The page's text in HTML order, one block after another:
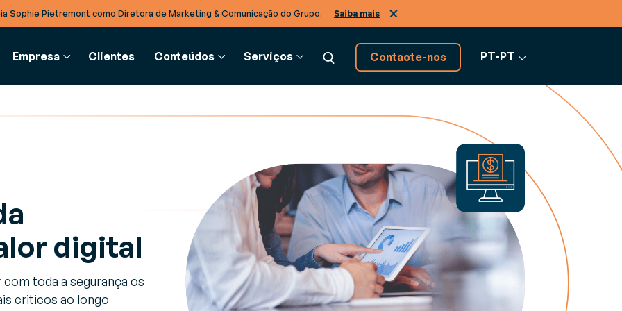
Sophie Pietremont como Diretora de Marketing & Comunicação do Grupo. Saiba mais
a gestão dos seus
e equipamentos em
a performance das
do seu armazém
Simplifique a troca eletrónica
de dados em formato
standard, estruturado e na
Cloud
TradeXpress Infinity
A sua plataforma de integração
Descubra todas as
soluções software
Ver todo o software
Empresa Clientes Conteúdos
blog
artigos de opinião e notícias
a par das últimas novidades do
guias e recomendações técnicas
para otimizar processos
Glossário
Definição de conceitos de negócio, de A a Z
Serviços
Orientação estratégica individual por
Contacte-nos PT-PT
digital
toda a segurança os
criticos ao longo